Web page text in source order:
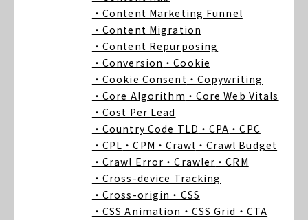
・Content Marketing Funnel
・Content Migration
・Content Repurposing
・Conversion ・Cookie
・Cookie Consent ・Copywriting
・Core Algorithm ・Core Web Vitals
・Cost Per Lead
・Country Code TLD ・CPA ・CPC
・CPL ・CPM ・Crawl ・Crawl Budget
・Crawl Error ・Crawler ・CRM
・Cross-device Tracking
・Cross-origin ・CSS
・CSS Animation ・CSS Grid ・CTA